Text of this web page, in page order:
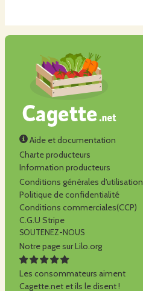
Aide et documentation
Charte producteurs
Information producteurs
Conditions générales d'utilisation
Politique de confidentialité
Conditions commerciales(CCP)
C.G.U Stripe
SOUTENEZ-NOUS
Notre page sur Lilo.org
Les consommateurs aiment
Cagette.net et ils le disent !